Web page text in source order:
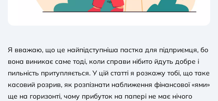
Я вважаю, що це найпідступніша пастка для підприємця, бо
вона виникає саме тоді, коли справи нібито йдуть добре і
пильність притупляється. У цій статті я розкажу тобі, що таке
касовий розрив, як розпізнати наближення фінансової «ями»
ще на горизонті, чому прибуток на папері не має нічого